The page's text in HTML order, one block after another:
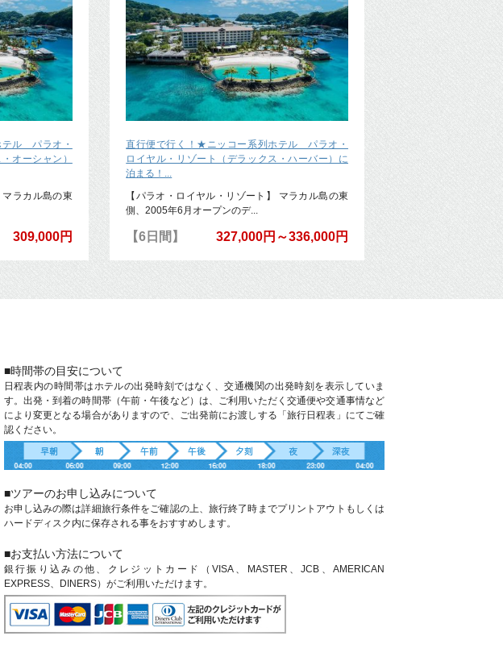
ル パラオ・
オーシャン）
マラカル島の東
309,000円
直行便で行く！★ニッコー系列ホテル パラオ・
ロイヤル・リゾート（デラックス・ハーバー）に
泊まる！...
【パラオ・ロイヤル・リゾート】 マラカル島の東
側、2005年6月オープンのデ...
【6日間】 327,000円～336,000円
■時間帯の目安について
日程表内の時間帯はホテルの出発時刻ではなく、交通機関の出発時刻を表示していま
す。出発・到着の時間帯（午前・午後など）は、ご利用いただく交通便や交通事情など
により変更となる場合がありますので、ご出発前にお渡しする「旅行日程表」にてご確
認ください。
■ツアーのお申し込みについて
お申し込みの際は詳細旅行条件をご確認の上、旅行終了時までプリントアウトもしくは
ハードディスク内に保存される事をおすすめします。
■お支払い方法について
銀行振り込みの他、クレジットカード（VISA、MASTER、JCB、AMERICAN
EXPRESS、DINERS）がご利用いただけます。